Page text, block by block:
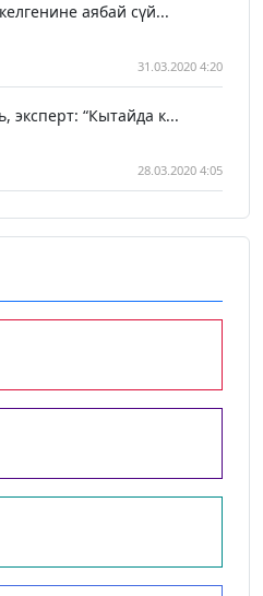
аябай сүй...
31.03.2020 4:20
“Кытайда к...
28.03.2020 4:05